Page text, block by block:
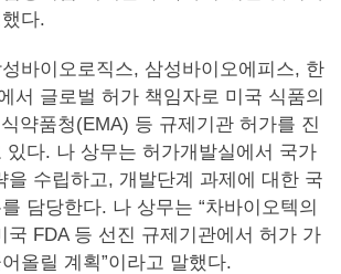
다.
바이오로직스, 삼성바이오에피스, 한
서 글로벌 허가 책임자로 미국 식품의
약품청(EMA) 등 규제기관 허가를 진
있다. 나 상무는 허가개발실에서 국가
을 수립하고, 개발단계 과제에 대한 국
담당한다. 나 상무는 “차바이오텍의
국 FDA 등 선진 규제기관에서 허가 가
올릴 계획”이라고 말했다.